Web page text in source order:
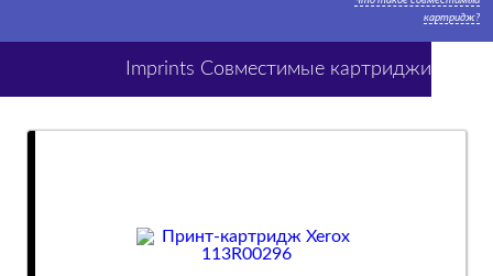
картридж?
Imprints Совместимые картриджи